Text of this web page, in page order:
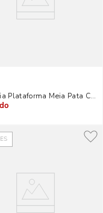
Plataforma Meia Pata